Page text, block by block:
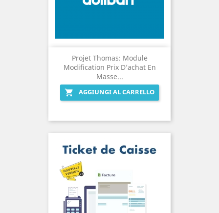
Projet Thomas: Module
Modification Prix D’achat En
Masse...

AGGIUNGI AL CARRELLO